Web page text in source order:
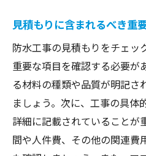
見積もりに含まれるべき重
防水工事の見積もりをチェッ
重要な項目を確認する必要が
る材料の種類や品質が明記さ
ましょう。次に、工事の具体
詳細に記載されていることが
間や人件費、その他の関連費